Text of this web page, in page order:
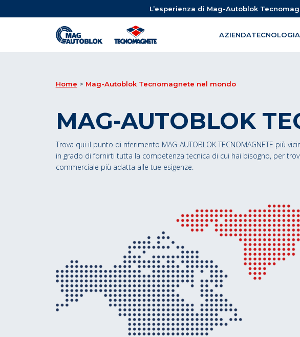
L’esperienza di Mag-Autoblok
AZIENDATECNOLOGIA
Home Mag-Autoblok Tecnomagnete nel mondo
MAG-AUTOBLOK
Trova qui il punto di riferimento MAG-AUTOBLOK TECNOMAGNETE più
in grado di fornirti tutta la competenza tecnica di cui hai bisogno, per
commerciale più adatta alle tue esigenze.